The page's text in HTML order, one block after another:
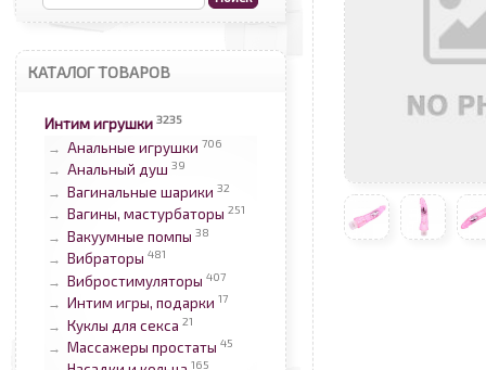
КАТАЛОГ ТОВАРОВ
Интим игрушки 3235
→ Анальные игрушки 706
→ Анальный душ 39
→ Вагинальные шарики 32
→ Вагины, мастурбаторы 251
→ Вакуумные помпы 38
→ Вибраторы 481
→ Вибростимуляторы 407
→ Интим игры, подарки 17
→ Куклы для секса 21
→ Массажеры простаты 45
165